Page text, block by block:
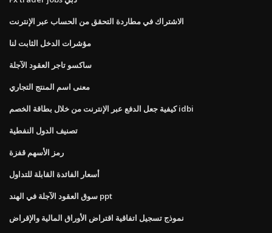
الاشتراك في مطاردة التحقق من الحساب عبر الإنترنت
مؤشرات الدخل الثابت لنا
ساكسو تاجر العقود الآجلة
معنى اسم المنتج التجاري
كيفية جعل الدفع عبر الإنترنت من خلال بطاقة الخصم idbi
تصنيف الدول النفطية
رمز الأسهم قفزة
أسعار الفائدة القابلة للتداول
سوق العقود الآجلة في الهند ppt
نموذج تسجيل اتفاقية اقتراض الأوراق المالية والإقراض